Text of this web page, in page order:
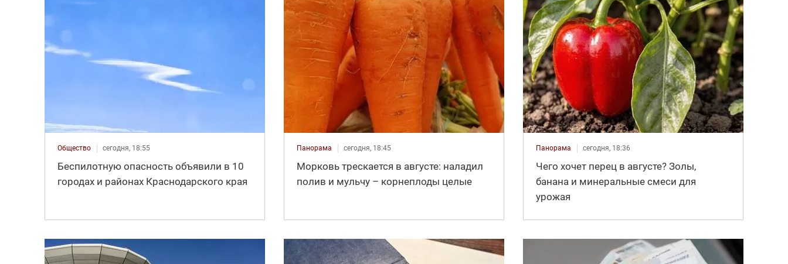
Общество сегодня, 18:55
Беспилотную опасность объявили в 10
городах и районах Краснодарского края
Панорама сегодня, 18:45
Морковь трескается в августе: наладил
полив и мульчу – корнеплоды целые
Панорама сегодня, 18:36
Чего хочет перец в августе? Золы,
банана и минеральные смеси для
урожая